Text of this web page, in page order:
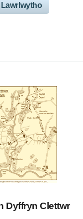
Lawrlwytho
Dyffryn Clettwr